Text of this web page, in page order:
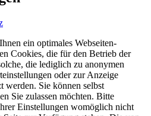
ein optimales Webseiten-
Cookies, die für den Betrieb der
die lediglich zu anonymen
oder zur Anzeige
werden. Sie können selbst
Sie zulassen möchten. Bitte
Einstellungen womöglich nicht